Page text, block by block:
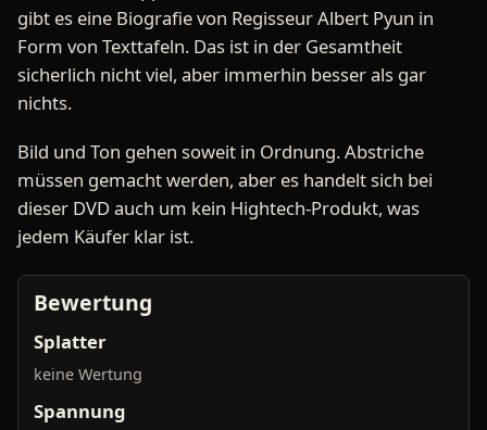
gibt es eine Biografie von Regisseur Albert Pyun in
Form von Texttafeln. Das ist in der Gesamtheit
sicherlich nicht viel, aber immerhin besser als gar
nichts.
Bild und Ton gehen soweit in Ordnung. Abstriche
müssen gemacht werden, aber es handelt sich bei
dieser DVD auch um kein Hightech-Produkt, was
jedem Käufer klar ist.
Bewertung
Splatter
keine Wertung
Spannung